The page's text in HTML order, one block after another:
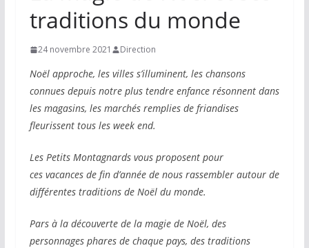
traditions du monde
24 novembre 2021 Direction
Noël approche, les villes s’illuminent, les chansons
connues depuis notre plus tendre enfance résonnent dans
les magasins, les marchés remplies de friandises
fleurissent tous les week end.
Les Petits Montagnards vous proposent pour
ces vacancesde fin d’année de nous rassembler autour de
différentes traditions de Noël du monde.
Pars à la découverte de la magie de Noël, des
personnages phares de chaque pays, des traditions